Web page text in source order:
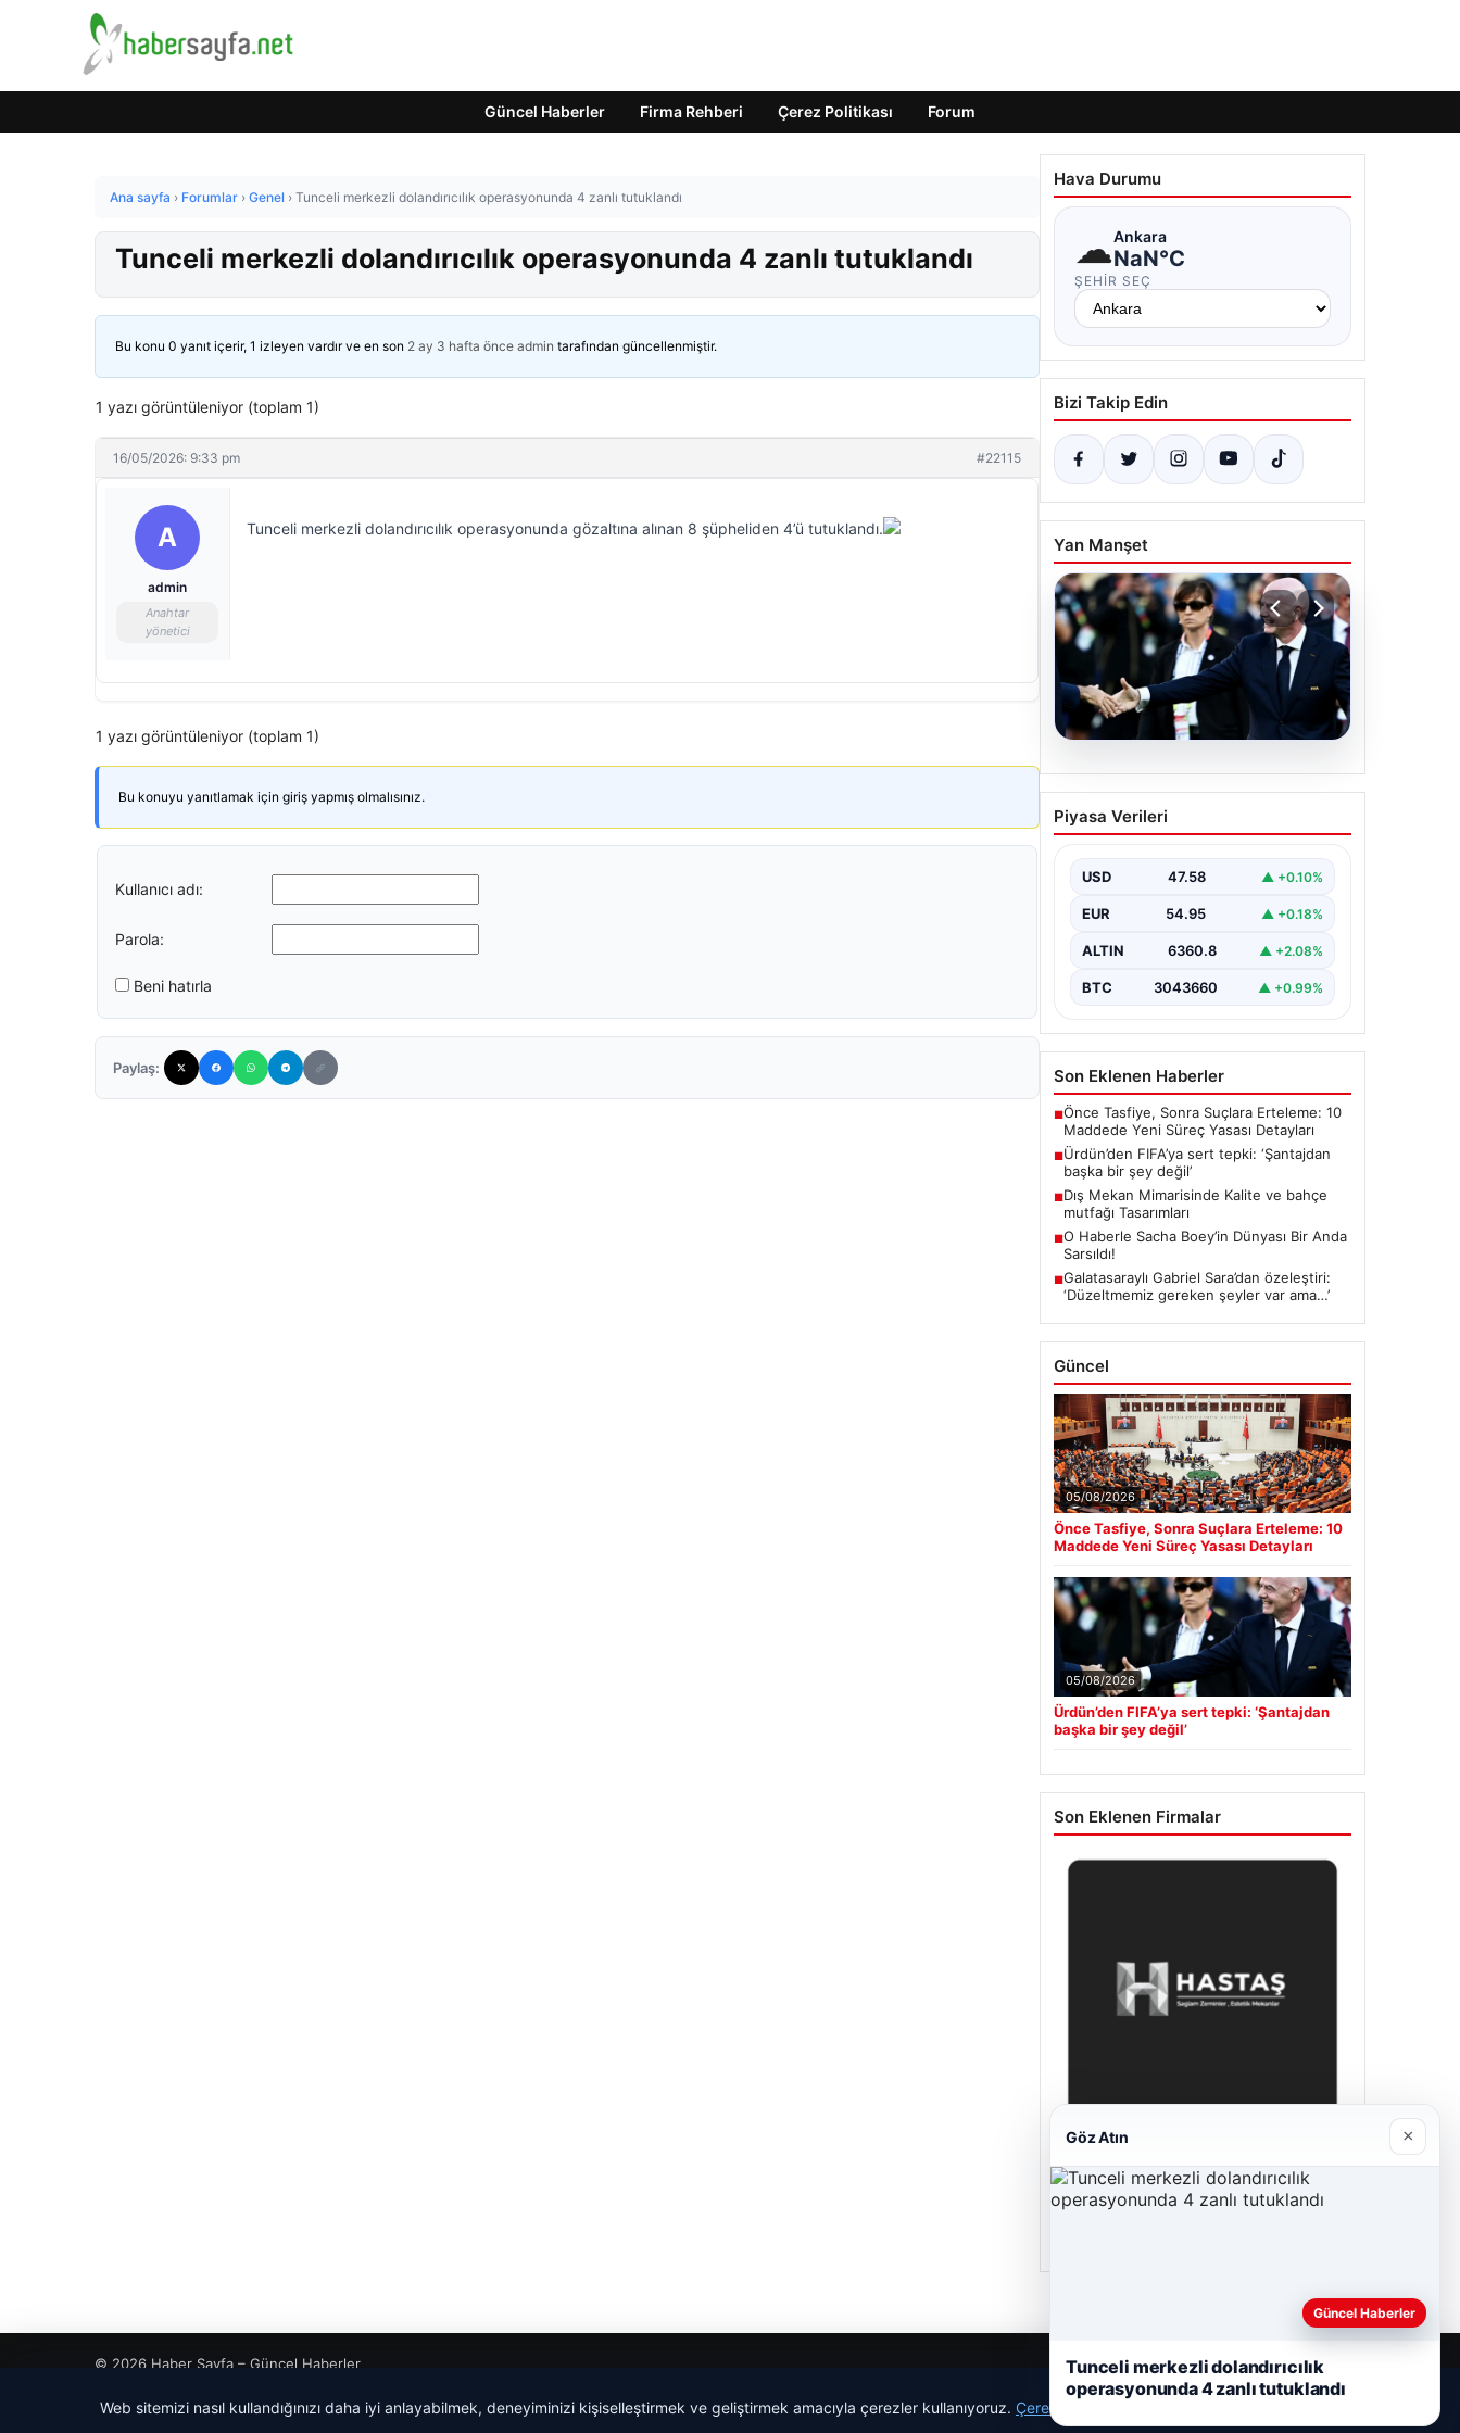
Güncel Haberler Firma Rehberi Çerez Politikası Forum
Ana sayfa › Forumlar › Genel › Tunceli merkezli dolandırıcılık operasyonunda 4 zanlı tutuklandı
Tunceli merkezli dolandırıcılık operasyonunda 4 zanlı tutuklandı
Bu konu 0 yanıt içerir, 1 izleyen vardır ve en son 2 ay 3 hafta önce admin tarafından güncellenmiştir.
1 yazı görüntüleniyor (toplam 1)
16/05/2026: 9:33 pm #22115
A
admin
Anahtar
yönetici
Tunceli merkezli dolandırıcılık operasyonunda gözaltına alınan 8 şüpheliden 4’ü tutuklandı.
1 yazı görüntüleniyor (toplam 1)
Bu konuyu yanıtlamak için giriş yapmış olmalısınız.
Kullanıcı adı:
Parola:
Beni hatırla
Paylaş:
Hava Durumu
☁Ankara
NaN°C
ŞEHIR SEÇ
Bizi Takip Edin
Yan Manşet
05.08.2026
Ürdün’den FIFA’ya sert
tepki: ‘Şantajdan başka bir
Piyasa Verileri
USD 47.58 ▲ +0.10%
EUR 54.95 ▲ +0.18%
ALTIN 6360.8 ▲ +2.08%
BTC 3043660 ▲ +0.99%
Son Eklenen Haberler
■Önce Tasfiye, Sonra Suçlara Erteleme: 10
Maddede Yeni Süreç Yasası Detayları
■Ürdün’den FIFA’ya sert tepki: ‘Şantajdan
başka bir şey değil’
■Dış Mekan Mimarisinde Kalite ve bahçe
mutfağı Tasarımları
■O Haberle Sacha Boey’in Dünyası Bir Anda
Sarsıldı!
■Galatasaraylı Gabriel Sara’dan özeleştiri:
‘Düzeltmemiz gereken şeyler var ama…’
Güncel
05/08/2026
Önce Tasfiye, Sonra Suçlara Erteleme: 10
Maddede Yeni Süreç Yasası Detayları
05/08/2026
Ürdün’den FIFA’ya sert tepki: ‘Şantajdan
başka bir şey değil’
Son Eklenen Firmalar
Hastaş Beton
26/05/2026
© 2026 Haber Sayfa – Güncel Haberler
Web sitemizi nasıl kullandığınızı daha iyi anlayabilmek, deneyiminizi kişiselleştirmek ve geliştirmek amacıyla çerezler kullanıyoruz. Çerez Politikamız
Göz Atın ×
Güncel Haberler
Tunceli merkezli dolandırıcılık
operasyonunda 4 zanlı tutuklandı
malta work and study|lemagrup.com.tr